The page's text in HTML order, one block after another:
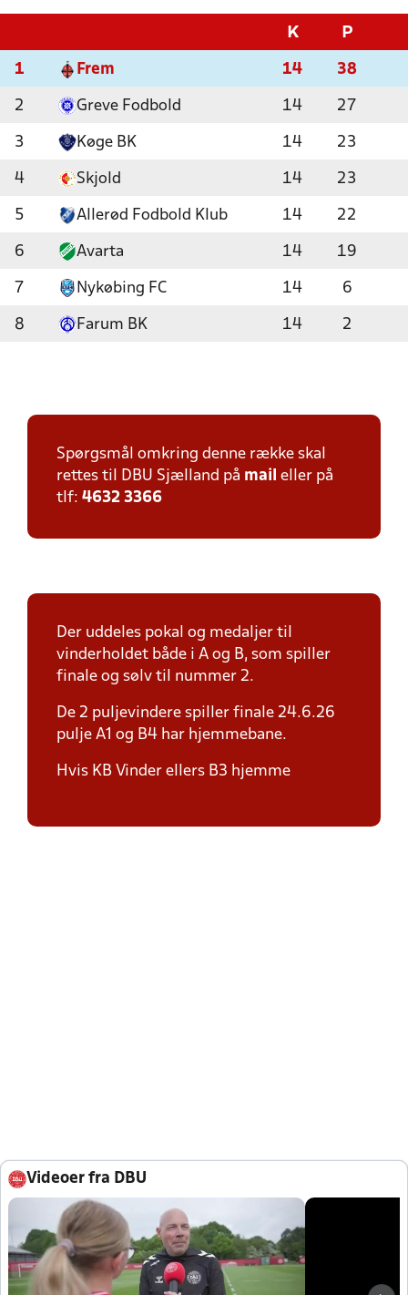
K P
1 Frem 14 38
2 Greve Fodbold 14 27
3 Køge BK 14 23
4 Skjold 14 23
5 Allerød Fodbold Klub 14 22
6 Avarta 14 19
7 Nykøbing FC 14 6
8 Farum BK 14 2
Spørgsmål omkring denne række skal
rettes til DBU Sjælland på mail eller på
tlf: 4632 3366
Der uddeles pokal og medaljer til
vinderholdet både i A og B, som spiller
finale og sølv til nummer 2.
De 2 puljevindere spiller finale 24.6.26
pulje A1 og B4 har hjemmebane.
Hvis KB Vinder ellers B3 hjemme
Videoer fra DBU